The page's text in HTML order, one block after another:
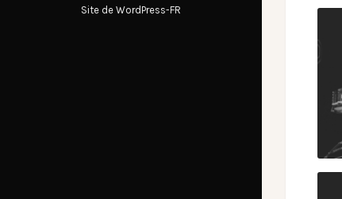
Site de WordPress-FR